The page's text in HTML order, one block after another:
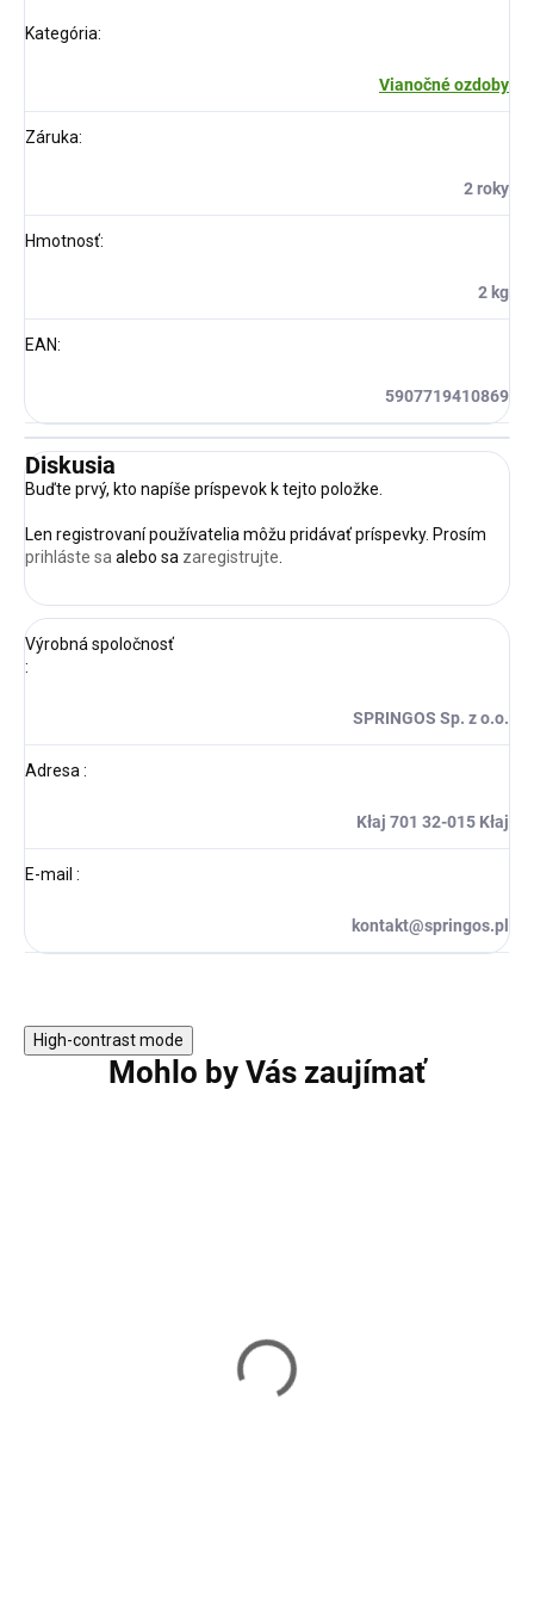
Kategória:
Vianočné ozdoby
Záruka:
2 roky
Hmotnosť:
2 kg
EAN:
5907719410869
Diskusia
Buďte prvý, kto napíše príspevok k tejto položke.
Len registrovaní používatelia môžu pridávať príspevky. Prosím
prihláste sa alebo sa zaregistrujte
Výrobná spoločnosť
:
SPRINGOS Sp. z o.o.
Adresa :
Kłaj 701 32-015 Kłaj
E-mail :
kontakt@springos.pl
High-contrast mode
Mohlo by Vás zaujímať